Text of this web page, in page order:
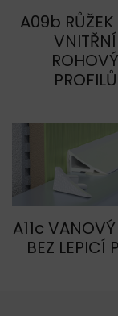
A09b
A11c
BEZ LEPICÍ